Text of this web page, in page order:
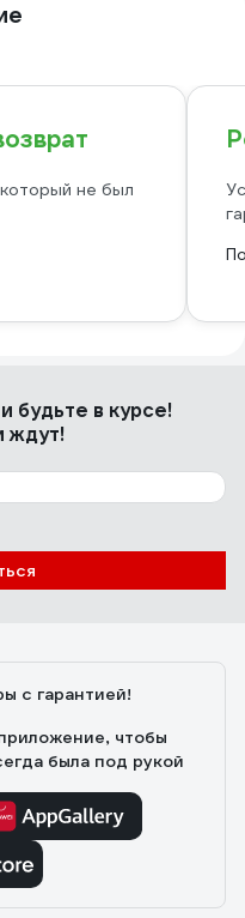
не был
будьте в курсе!
ждут!
с гарантией!
чтобы
была под рукой